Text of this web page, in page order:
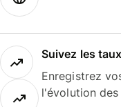
Suivez les
Enregistrez
l'évolution